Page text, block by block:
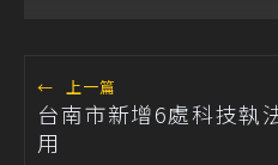
← 上一篇
台南市新增6處科技執
用